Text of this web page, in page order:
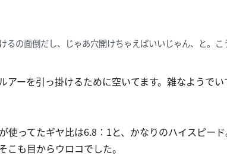
るの面倒だし、じゃあ穴開けちゃえばいいじゃん、と。
アーを引っ掛けるために空いてます。雑なようで
使ってたギヤ比は6.8：1と、かなりのハイスピー
こも目からウロコでした。